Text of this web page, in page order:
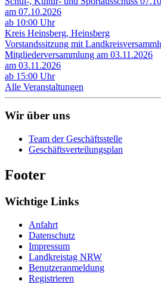
am 07.10.2026
ab 10:00 Uhr
Kreis Heinsberg, Heinsberg
Vorstandssitzung mit
Mitgliederversammlung am 03.11.2026
am 03.11.2026
ab 15:00 Uhr
Alle Veranstaltungen
Wir über uns
Team der Geschäftsstelle
Geschäftsverteilungsplan
Footer
Wichtige Links
Anfahrt
Datenschutz
Impressum
Landkreistag NRW
Benutzeranmeldung
Registrieren